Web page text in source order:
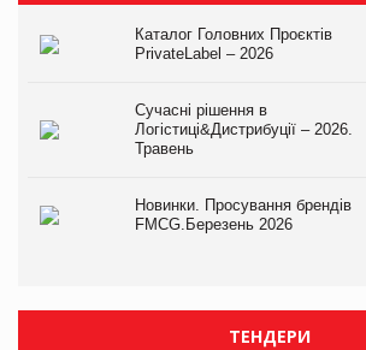
Каталог Головних Проєктів
PrivateLabel – 2026
Сучасні рішення в
Логістиці&Дистрибуції – 2026.
Травень
Новинки. Просування брендів
FMCG.Березень 2026
ТЕНДЕРИ